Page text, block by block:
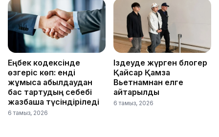
Еңбек кодексінде
өзгеріс көп: енді
жұмысқа қабылдаудан
бас тартудың себебі
жазбаша түсіндіріледі
6 тамыз, 2026
Іздеуде жүрген блогер
Қайсар Қамза
Вьетнамнан елге
қайтарылды
6 тамыз, 2026